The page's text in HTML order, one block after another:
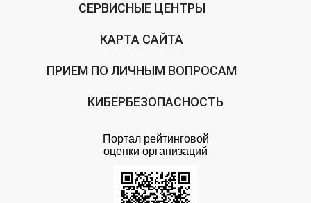
СЕРВИСНЫЕ ЦЕНТРЫ
КАРТА САЙТА
ПРИЕМ ПО ЛИЧНЫМ ВОПРОСАМ
КИБЕРБЕЗОПАСНОСТЬ
Портал рейтинговой
оценки организаций